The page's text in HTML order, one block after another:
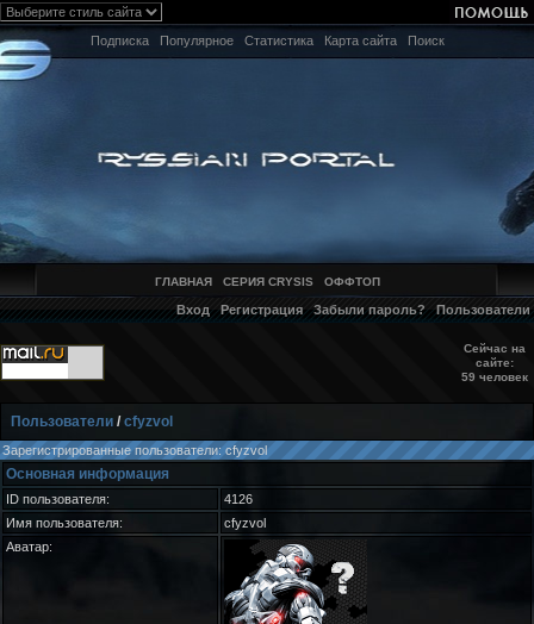
Подписка Популярное Статистика Карта сайта Поиск
ГЛАВНАЯ СЕРИЯ CRYSIS ОФФТОП
Вход Регистрация Забыли пароль? Пользователи
Сейчас на
сайте:
59 человек
Пользователи /cfyzvol
Зарегистрированные пользователи: cfyzvol
Основная информация
ID пользователя:
4126
Имя пользователя:
cfyzvol
Аватар: